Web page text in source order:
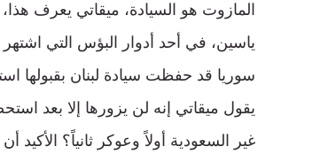
المازوت هو السيادة، ميقاتي يعرف
ياسين، في أحد أدوار البؤس التي
سوريا قد حفظت سيادة لبنان بقبولها
يقول ميقاتي إنه لن يزورها إلا بعد
غير السعودية أولاً وعوكر ثانياً؟ الأكيد